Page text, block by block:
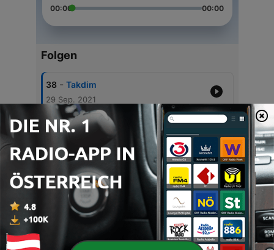
00:00 00:00
Folgen
38 - Takdim
29 Sep. 2021
37 - Sayfa 10-O kainatın illei gayesidir
36 - Önsöz
29 Sep. 2021
Sayfa 17 Tebliğ
29 Sep. 2021
Sayfa 19 Teblig'de 3 Esas